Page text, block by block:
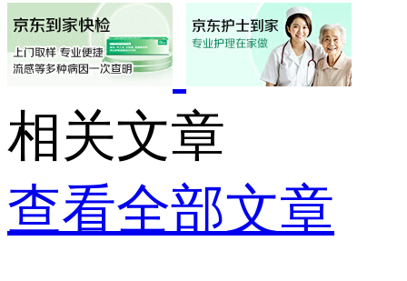
相关文章
查看全部文章